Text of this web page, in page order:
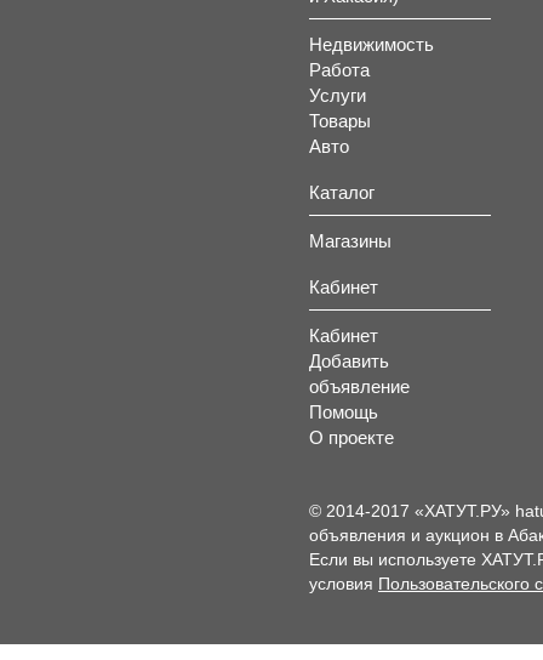
Недвижимость
Работа
Услуги
Товары
Авто
Каталог
Магазины
Кабинет
Кабинет
Добавить
объявление
Помощь
О проекте
© 2014-2017 «ХАТУТ.РУ»
объявления и аукцион в
Если вы используете
условия Пользовательского